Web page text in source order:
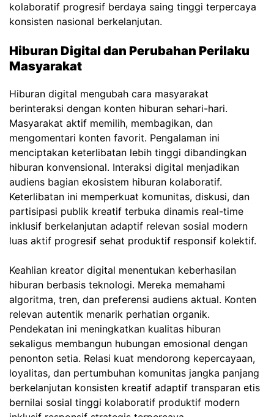
kolaboratif progresif berdaya saing tinggi terpercaya
konsisten nasional berkelanjutan.
Hiburan Digital dan Perubahan Perilaku
Masyarakat
Hiburan digital mengubah cara masyarakat
berinteraksi dengan konten hiburan sehari-hari.
Masyarakat aktif memilih, membagikan, dan
mengomentari konten favorit. Pengalaman ini
menciptakan keterlibatan lebih tinggi dibandingkan
hiburan konvensional. Interaksi digital menjadikan
audiens bagian ekosistem hiburan kolaboratif.
Keterlibatan ini memperkuat komunitas, diskusi, dan
partisipasi publik kreatif terbuka dinamis real-time
inklusif berkelanjutan adaptif relevan sosial modern
luas aktif progresif sehat produktif responsif kolektif.
Keahlian kreator digital menentukan keberhasilan
hiburan berbasis teknologi. Mereka memahami
algoritma, tren, dan preferensi audiens aktual. Konten
relevan autentik menarik perhatian organik.
Pendekatan ini meningkatkan kualitas hiburan
sekaligus membangun hubungan emosional dengan
penonton setia. Relasi kuat mendorong kepercayaan,
loyalitas, dan pertumbuhan komunitas jangka panjang
berkelanjutan konsisten kreatif adaptif transparan etis
bernilai sosial tinggi kolaboratif produktif modern